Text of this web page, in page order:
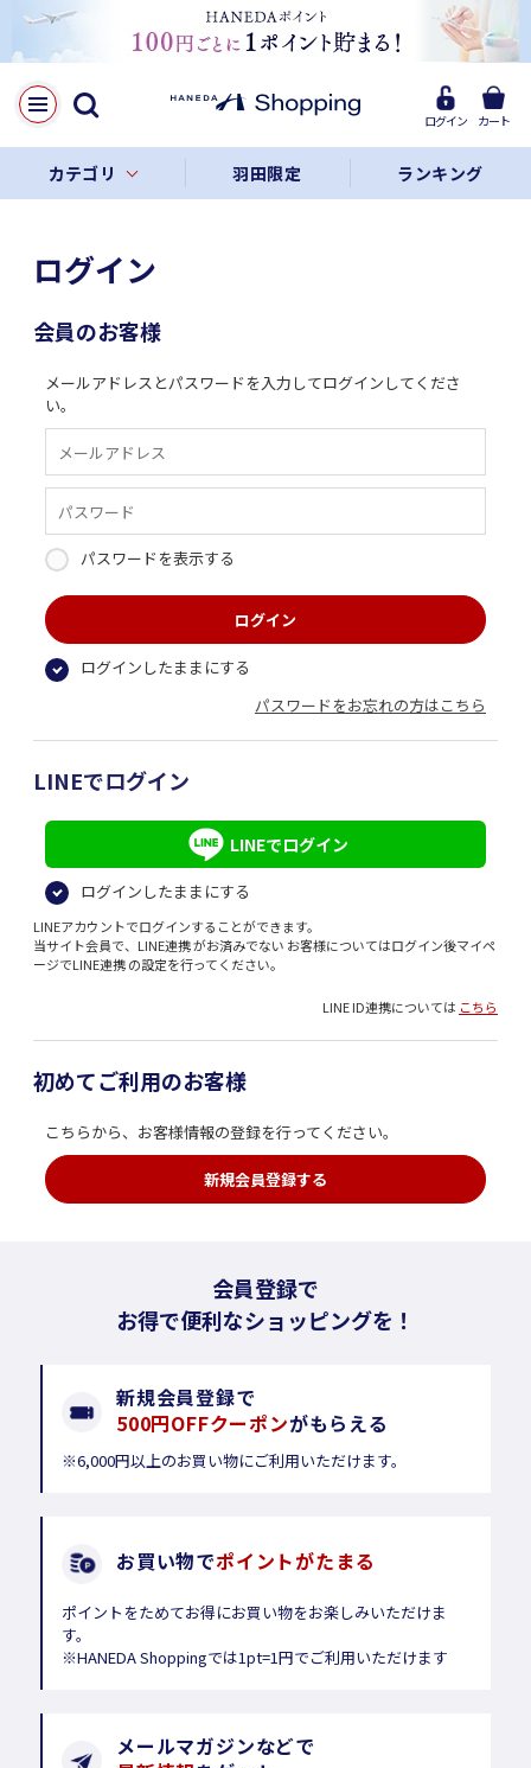
ログイン カート
カテゴリ 羽田限定 ランキング
ログイン
会員のお客様
メールアドレスとパスワードを入力してログインしてくださ
い。
パスワードを表示する
ログインしたままにする
パスワードをお忘れの方はこちら
LINEでログイン
LINEでログイン
ログインしたままにする
LINEアカウントでログインすることができます。
当サイト会員で、LINE連携 がお済みでない お客様についてはログイン後マイペ
ージでLINE連携 の設定を行ってください。
LINE ID連携については こちら
初めてご利用のお客様
こちらから、お客様情報の登録を行ってください。
新規会員登録する
会員登録で
お得で便利なショッピングを！
新規会員登録で
500円OFFクーポンがもらえる
※6,000円以上のお買い物にご利用いただけます。
お買い物でポイントがたまる
ポイントをためてお得にお買い物をお楽しみいただけま
す。
※HANEDA Shoppingでは1pt=1円でご利用いただけます
メールマガジンなどで